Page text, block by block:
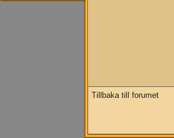
Tillbaka till forumet